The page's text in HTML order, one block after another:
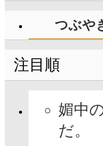
つぶや
注目順
媚中
だ。